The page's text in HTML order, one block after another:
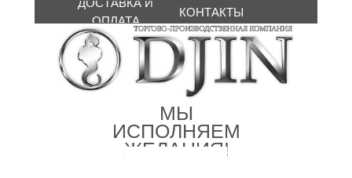
МЫ
ИСПОЛНЯЕМ
ЖЕЛАНИЯ!
ДОСТАВКА И
ОПЛАТА
КОНТАКТЫ